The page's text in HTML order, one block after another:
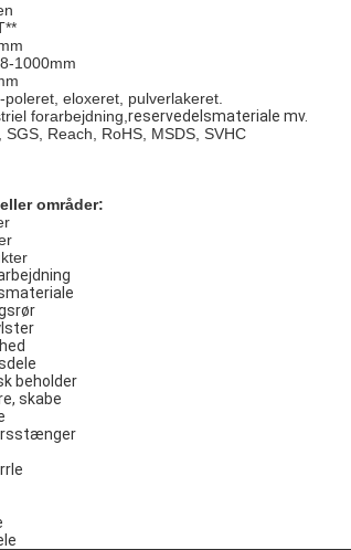
1000mm
eloxeret, pulverlakeret.
forarbejdning, reservedelsmateriale mv.
Reach, RoHS, MSDS, SVHC
områder:
beholder
skabe